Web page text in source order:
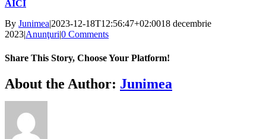
AICI
By Junimea|2023-12-18T12:56:47+02:0018 decembrie
2023|Anunţuri|0 Comments
Share This Story, Choose Your Platform!
Facebook
X
Bluesky
Reddit
LinkedIn
WhatsApp
Telegram
Tumblr
Xing
Email
Copy
Link
About the Author: Junimea